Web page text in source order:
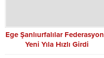
Ege Şanlıurfalılar
Yeni Yıla Hızlı Girdi